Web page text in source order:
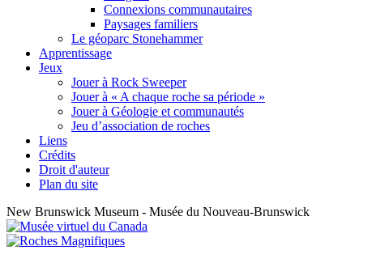
Connexions communautaires
Paysages familiers
Le géoparc Stonehammer
Apprentissage
Jeux
Jouer à Rock Sweeper
Jouer à « A chaque roche sa période »
Jouer à Géologie et communautés
Jeu d’association de roches
Liens
Crédits
Droit d'auteur
Plan du site
New Brunswick Museum - Musée du Nouveau-Brunswick